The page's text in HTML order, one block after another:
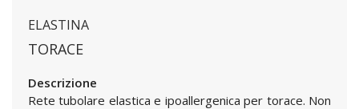
ELASTINA
TORACE
Descrizione
Rete tubolare elastica e ipoallergenica per torace. Non